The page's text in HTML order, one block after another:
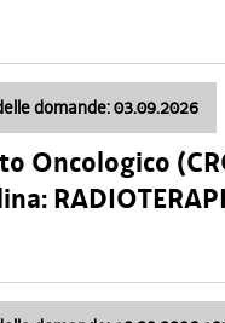
domande: 03.09.2026
Oncologico